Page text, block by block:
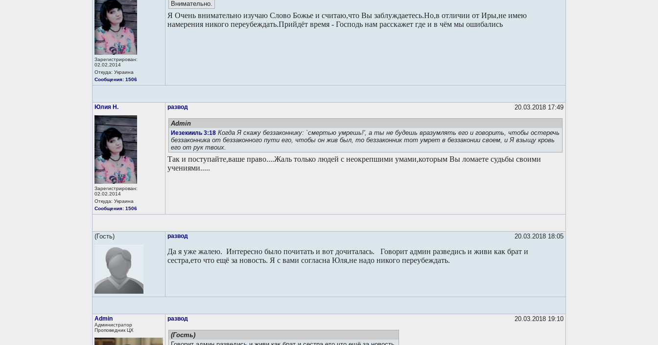
Зарегистрирован:
02.02.2014
Откуда: Украина
Сообщения: 1506
Внимательно.
Я Очень внимательно изучаю Слово Божье и считаю,что Вы заблуждаетесь.Но,в отличии от Иры,не имею
намерения никого переубеждать.Прийдёт время - Господь нам расскажет где и в чём мы ошибались
Юлия Н.
Зарегистрирован:
02.02.2014
Откуда: Украина
Сообщения: 1506
развод 20.03.2018 17:49
Admin
Иезекииль 3:18 Когда Я скажу беззаконнику: `смертью умрешь!', а ты не будешь вразумлять его и говорить, чтобы остеречь
беззаконника от беззаконного пути его, чтобы он жив был, то беззаконник тот умрет в беззаконии своем, и Я взыщу кровь
его от рук твоих.
Так и поступайте,ваше право....Жаль только людей с неокрепшими умами,которым Вы ломаете судьбы своими
учениями.....
(Гость) развод 20.03.2018 18:05
Да я уже жалею. Интересно было почитать и вот дочиталась. Говорит админ разведись и живи как брат и
сестра,ето что ещё за новость. Я с вами согласна Юля,не надо никого переубеждать.
Admin
Администратор
Проповедник ЦХ
развод 20.03.2018 19:10
(Гость)